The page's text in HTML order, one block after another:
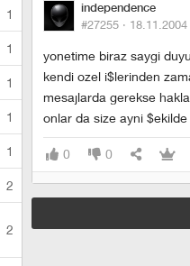
1
1
1
1
1
2
2
independence
#27255 ·
yonetime biraz saygi
kendi ozel i$lerinden
mesajlarda gerekse
onlar da size ayni
0 0